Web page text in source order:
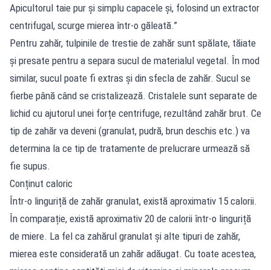
Apicultorul taie pur și simplu capacele și, folosind un extractor
centrifugal, scurge mierea într-o găleată.”
Pentru zahăr, tulpinile de trestie de zahăr sunt spălate, tăiate
și presate pentru a separa sucul de materialul vegetal. În mod
similar, sucul poate fi extras și din sfecla de zahăr. Sucul se
fierbe până când se cristalizează. Cristalele sunt separate de
lichid cu ajutorul unei forțe centrifuge, rezultând zahăr brut. Ce
tip de zahăr va deveni (granulat, pudră, brun deschis etc.) va
determina la ce tip de tratamente de prelucrare urmează să
fie supus.
Conținut caloric
Într-o linguriță de zahăr granulat, există aproximativ 15 calorii.
În comparație, există aproximativ 20 de calorii într-o linguriță
de miere. La fel ca zahărul granulat și alte tipuri de zahăr,
mierea este considerată un zahăr adăugat. Cu toate acestea,